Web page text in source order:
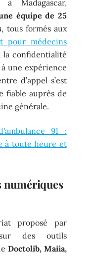
Madagascar,
équipe de 25
, tous formés aux
pour médecins
la confidentialité
une expérience
d’appel s’est
fiable auprès de
générale.
91 :
à toute heure et
numériques
proposé par
sur des outils
Doctolib, Maiia,